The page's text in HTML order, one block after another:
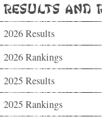
Results and
2026 Results
2026 Rankings
2025 Results
2025 Rankings